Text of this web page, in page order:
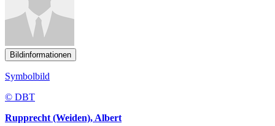
Bildinformationen
Symbolbild
© DBT
Rupprecht (Weiden), Albert